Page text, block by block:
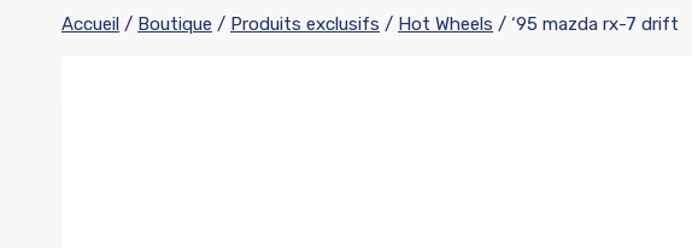
Accueil / Boutique / Produits exclusifs / Hot Wheels / ‘95 mazda rx-7 drift